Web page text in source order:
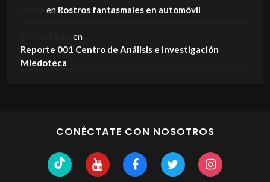
en Rostros fantasmales en automóvil
en
Reporte 001 Centro de Análisis e Investigación
Miedoteca
CONÉCTATE CON NOSOTROS